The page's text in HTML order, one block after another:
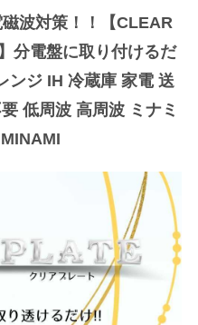
磁波対策！！【CLEAR
分電盤に取り付けるだ
ンジ IH 冷蔵庫 家電 送
低周波 高周波 ミナミ